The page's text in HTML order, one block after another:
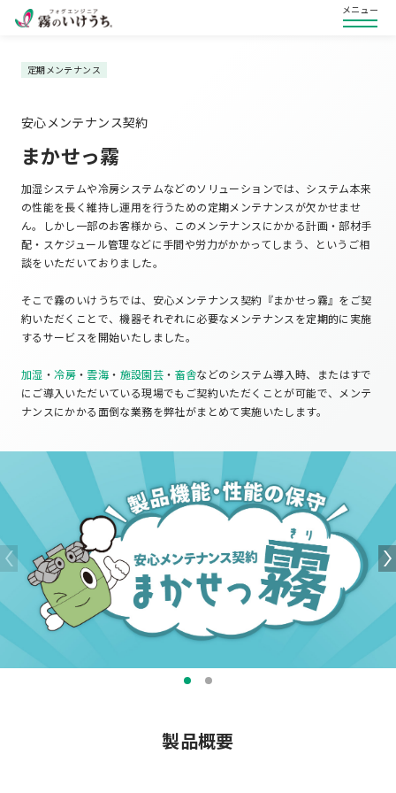
メニュー
定期メンテナンス
安心メンテナンス契約
まかせっ霧
加湿システムや冷房システムなどのソリューションでは、システム本来
の性能を長く維持し運用を行うための定期メンテナンスが欠かせませ
ん。しかし一部のお客様から、このメンテナンスにかかる計画・部材手
配・スケジュール管理などに手間や労力がかかってしまう、というご相
談をいただいておりました。
そこで霧のいけうちでは、安心メンテナンス契約『まかせっ霧』をご契
約いただくことで、機器それぞれに必要なメンテナンスを定期的に実施
するサービスを開始いたしました。
加湿 ・冷房・ 雲海 ・ 施設園芸 ・ 畜舎などのシステム導入時、またはすで
にご導入いただいている現場でもご契約いただくことが可能で、メンテ
ナンスにかかる面倒な業務を弊社がまとめて実施いたします。
製品概要